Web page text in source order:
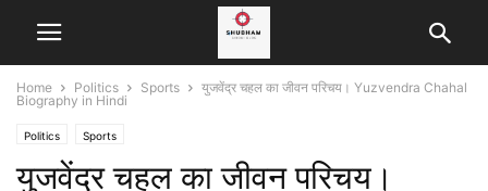
Home Politics Sports
युजवेंद्र चहल का जीवन परिचय। Yuzvendra Chahal
Biography in Hindi
Politics Sports
युजवेंद्र चहल का जीवन परिचय।